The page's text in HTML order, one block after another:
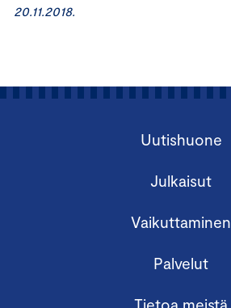
20.11.2018.
Uutishuone
Julkaisut
Vaikuttaminen
Palvelut